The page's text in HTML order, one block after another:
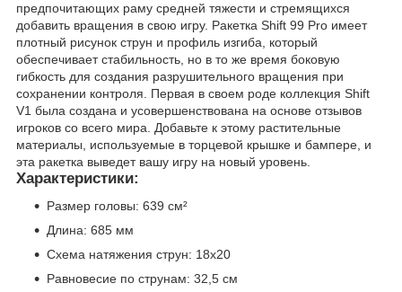
предпочитающих раму средней тяжести и стремящихся
добавить вращения в свою игру. Ракетка Shift 99 Pro имеет
плотный рисунок струн и профиль изгиба, который
обеспечивает стабильность, но в то же время боковую
гибкость для создания разрушительного вращения при
сохранении контроля. Первая в своем роде коллекция Shift
V1 была создана и усовершенствована на основе отзывов
игроков со всего мира. Добавьте к этому растительные
материалы, используемые в торцевой крышке и бампере, и
эта ракетка выведет вашу игру на новый уровень.
Характеристики:
Размер головы: 639 см²
Длина: 685 мм
Схема натяжения струн: 18х20
Равновесие по струнам: 32,5 см